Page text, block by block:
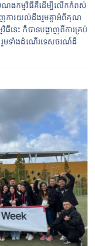
ណងកម្មវិធីគឺដើម្បីលើកកំពស់
ញការយល់ដឹងរួមគ្នាអំពីគុណ
នេះ ក៏បានបង្ហាញពីការគ្រប់
រួមទាំងដំណើរទេសចរណ៍ដ៏